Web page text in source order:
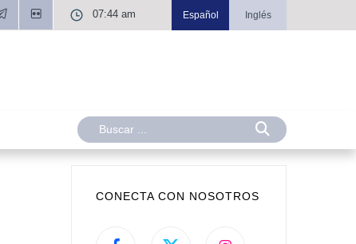
07:44 am Español Inglés
CONECTA CON NOSOTROS